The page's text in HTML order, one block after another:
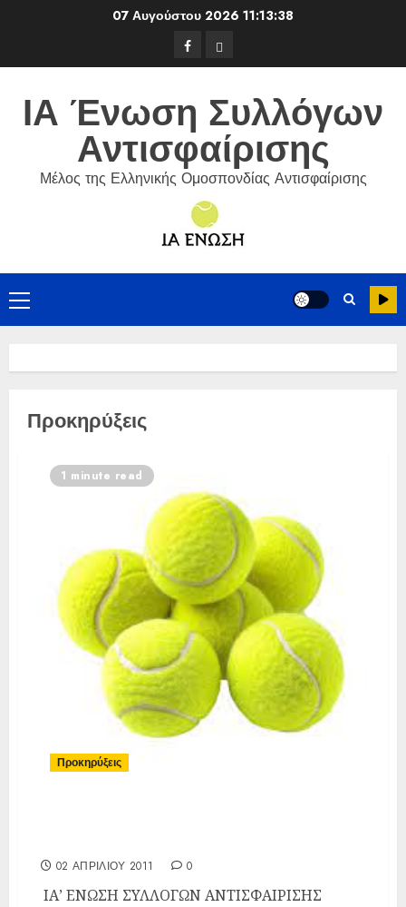
07 Αυγούστου 2026 11:13:39
Facebook
ΕΦΟΑ
Τένις
ΙΑ Ένωση Συλλόγων
Αντισφαίρισης
Μέλος της Ελληνικής Ομοσπονδίας Αντισφαίρισης
Primary
Menu
Προκηρύξεις
1 minute read
Προκηρύξεις
02 ΑΠΡΙΛΊΟΥ 2011 0
ΙΑ’ ΕΝΩΣΗ ΣΥΛΛΟΓΩΝ ΑΝΤΙΣΦΑΙΡΙΣΗΣ